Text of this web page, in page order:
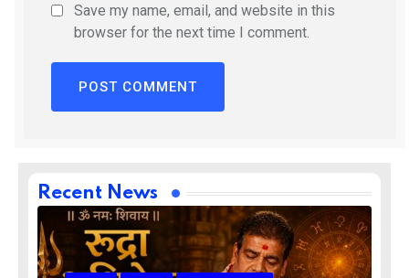
Save my name, email, and website in this
browser for the next time I comment.
Recent News